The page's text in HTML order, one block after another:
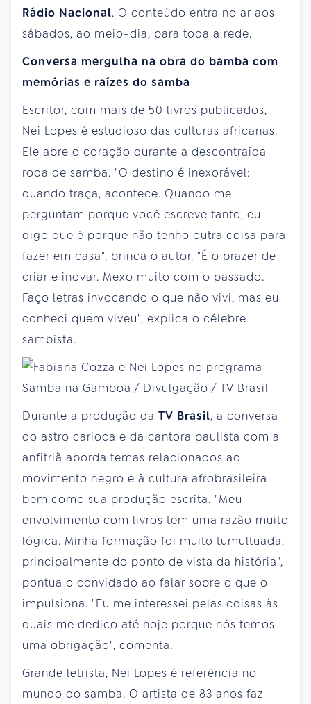
Rádio Nacional. O conteúdo entra no ar aos
sábados, ao meio-dia, para toda a rede.
Conversa mergulha na obra do bamba com
memórias e raízes do samba
Escritor, com mais de 50 livros publicados,
Nei Lopes é estudioso das culturas africanas.
Ele abre o coração durante a descontraída
roda de samba. "O destino é inexorável:
quando traça, acontece. Quando me
perguntam porque você escreve tanto, eu
digo que é porque não tenho outra coisa para
fazer em casa", brinca o autor. "É o prazer de
criar e inovar. Mexo muito com o passado.
Faço letras invocando o que não vivi, mas eu
conheci quem viveu", explica o célebre
sambista.
Durante a produção da TV Brasil, a conversa
do astro carioca e da cantora paulista com a
anfitriã aborda temas relacionados ao
movimento negro e à cultura afrobrasileira
bem como sua produção escrita. "Meu
envolvimento com livros tem uma razão muito
lógica. Minha formação foi muito tumultuada,
principalmente do ponto de vista da história",
pontua o convidado ao falar sobre o que o
impulsiona. "Eu me interessei pelas coisas às
quais me dedico até hoje porque nós temos
uma obrigação", comenta.
Grande letrista, Nei Lopes é referência no
mundo do samba. O artista de 83 anos faz